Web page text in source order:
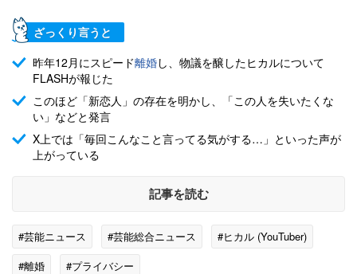
ざっくり言うと
昨年12月にスピード離婚し、物議を醸したヒカルについて
FLASHが報じた
このほど「新恋人」の存在を明かし、「この人を失いたくな
い」などと発言
X上では「毎回こんなこと言ってる気がする…」といった声が
上がっている
記事を読む
#芸能ニュース #芸能総合ニュース
#ヒカル (YouTuber)
#離婚
#プライバシー